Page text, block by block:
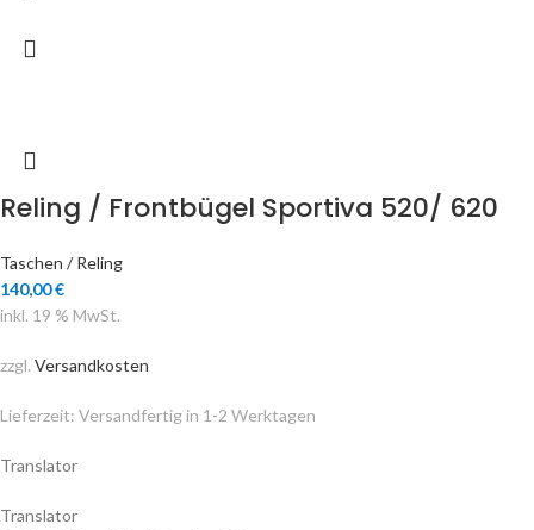
Reling / Frontbügel Sportiva 520/ 620
Taschen / Reling
140,00€
inkl. 19 % MwSt.
zzgl. Versandkosten
Lieferzeit: Versandfertig in 1-2 Werktagen
Translator
Translator